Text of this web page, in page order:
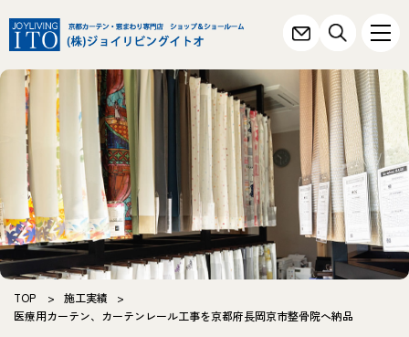
TOP > 施工実績
>
医療用カーテン、カーテンレール工事を京都府長岡京市整骨院へ納品